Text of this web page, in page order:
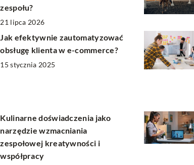
zespołu?
21 lipca 2026
Jak efektywnie zautomatyzować
obsługę klienta w e-commerce?
15 stycznia 2025
Kulinarne doświadczenia jako
narzędzie wzmacniania
zespołowej kreatywności i
współpracy